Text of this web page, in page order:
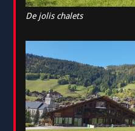
De jolis chalets